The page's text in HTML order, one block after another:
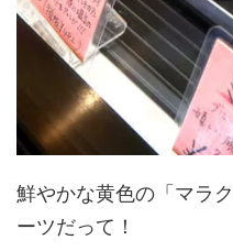
鮮やかな黄色の「マラ
ーツだって！